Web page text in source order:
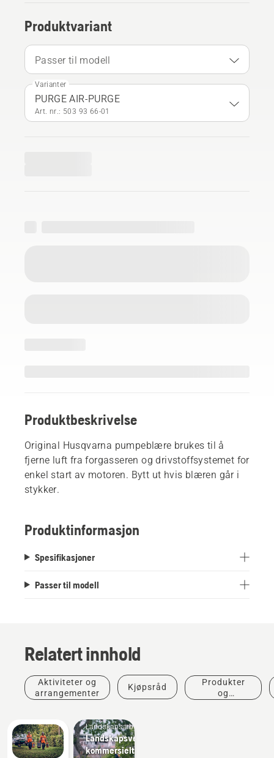
Produktvariant
Passer til modell
Varianter
PURGE AIR-PURGE
Art. nr.: 503 93 66‑01
Produktbeskrivelse
Original Husqvarna pumpeblære brukes til å
fjerne luft fra forgasseren og drivstoffsystemet for
enkel start av motoren. Bytt ut hvis blæren går i
stykker.
Produktinformasjon
Spesifikasjoner
Passer til modell
Relatert innhold
Aktiviteter og
arrangementer
Kjøpsråd
Produkter
og
Landskapsarbeid
Landskapsverktøy,
kommersielt